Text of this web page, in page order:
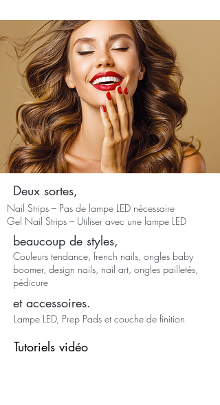
Nail Strips – Pas de lampe LED nécessaire
Gel Nail Strips – Utiliser avec une lampe LED​
Deux sortes,
Couleurs tendance, french nails, ongles baby
boomer, design nails, nail art, ongles pailletés,
pédicure
beaucoup de styles,
Lampe LED, Prep Pads et couche de finition
et accessoires.
Tutoriels vidéo